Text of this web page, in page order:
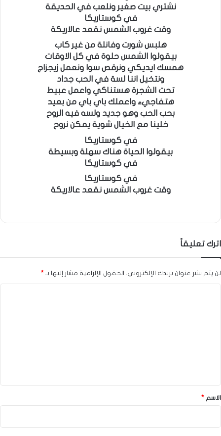
نشتري بيت صغير ونلعب في الحديقة
في كوستاريكا
وقت غروب الشمس نقعد عالاريكة
هلبس شورت وفانلة من غير كاب
بيقولوا الشمس حلوة في كل الاوقات
همسك ايديكي ونرقص سوا ونعمل زيجزاج
ونتخيل اننا لسة في الحب جداد
تحت الشجرة هستناكي واعمل عبيط
هتفاجيء واعملك باي باي من بعيد
بحب الحب وهو جديد ولسه فيه الروح
خلينا مع الخيال شوية يمكن نروح
في كوستاريكا
بيقولوا الحياة هناك سهلة وبسيطة
في كوستاريكا
في كوستاريكا
وقت غروب الشمس نقعد عالاريكة
اترك تعليقاً
لن يتم نشر عنوان بريدك الإلكتروني. الحقول الإلزامية مشار إليها بـ *
*الاسم *